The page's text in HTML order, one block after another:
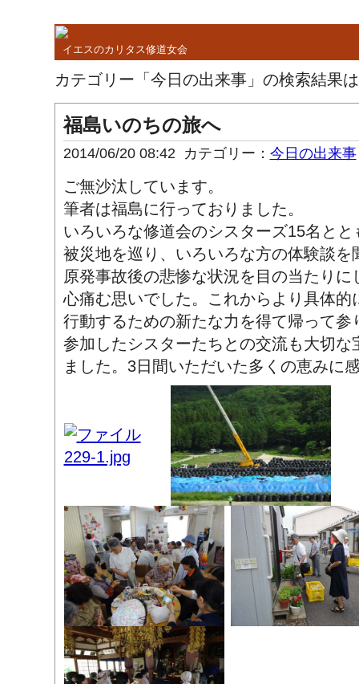
イエスのカリタス修道女会
カテゴリー「今日の出来事」の検索結果
福島いのちの旅へ
2014/06/20 08:42 カテゴリー： 今日の出来事
ご無沙汰しています。
筆者は福島に行っておりました。
いろいろな修道会のシスターズ15名とと
被災地を巡り、いろいろな方の体験談を
原発事故後の悲惨な状況を目の当たりに
心痛む思いでした。これからより具体的
行動するための新たな力を得て帰って参
参加したシスターたちとの交流も大切な
ました。3日間いただいた多くの恵みに